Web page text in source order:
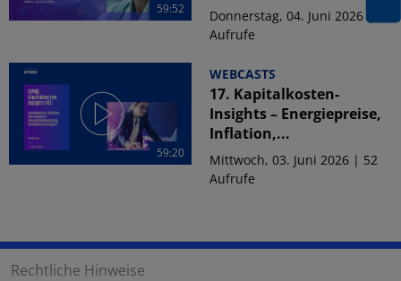
59:52
Donnerstag, 04. Juni 2026 | 71
Aufrufe
59:20
WEBCASTS
17. Kapitalkosten-
Insights – Energiepreise,
Inflation,...
Mittwoch, 03. Juni 2026 | 52
Aufrufe
Rechtliche Hinweise